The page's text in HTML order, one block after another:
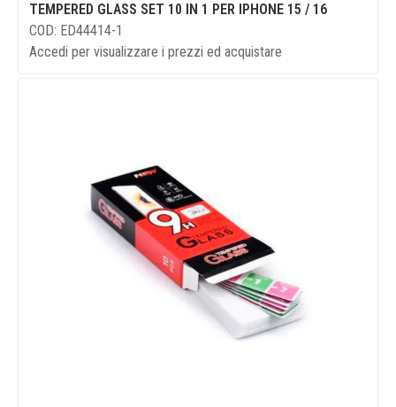
TEMPERED GLASS SET 10 IN 1 PER IPHONE 15 / 16
COD: ED44414-1
Accedi per visualizzare i prezzi ed acquistare